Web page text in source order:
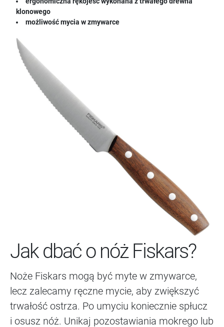
klonowego
możliwość mycia w zmywarce
Jak dbać o nóż Fiskars?
Noże Fiskars mogą być myte w zmywarce,
lecz zalecamy ręczne mycie, aby zwiększyć
trwałość ostrza. Po umyciu koniecznie spłucz
i osusz nóż. Unikaj pozostawiania mokrego lub